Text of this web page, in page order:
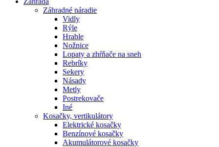
Záhradné náradie
Vidly
Rýle
Hrable
Nožnice
Lopaty a zhŕňače na sneh
Rebríky
Sekery
Násady
Metly
Postrekovače
Iné
Kosačky, vertikulátory
Elektrické kosačky
Benzínové kosačky
Akumulátorové kosačky